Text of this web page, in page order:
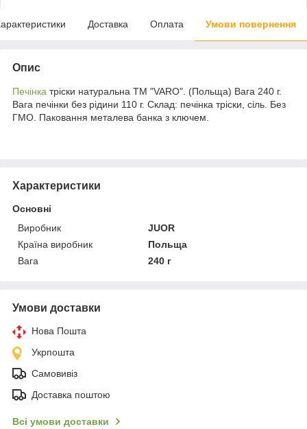
Доставка Оплата Умови повернення
Опис
Печінка тріски натуральна ТМ "VARO". (Польща) Вага 240 г.
Вага печінки без рідини 110 г. Склад: печінка тріски, сіль. Без
ГМО. Паковання металева банка з ключем.
Характеристики
Основні
Виробник
JUOR
Країна виробник
Польща
Вага
240 г
Умови доставки
Нова Пошта
Укрпошта
Самовивіз
Доставка поштою
Всі умови доставки